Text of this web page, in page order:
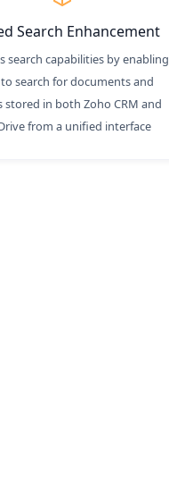
Search Enhancement
search capabilities by enabling
search for documents and
stored in both Zoho CRM and
from a unified interface.